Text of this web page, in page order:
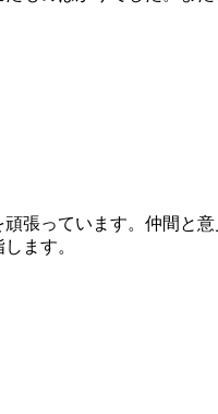
張っています。仲間と
ます。